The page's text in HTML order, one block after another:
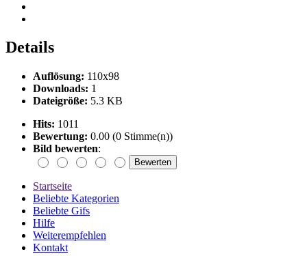
Details
Auflösung: 110x98
Downloads: 1
Dateigröße: 5.3 KB
Hits: 1011
Bewertung: 0.00 (0 Stimme(n))
Bild bewerten:
Startseite
Beliebte Kategorien
Beliebte Gifs
Hilfe
Weiterempfehlen
Kontakt